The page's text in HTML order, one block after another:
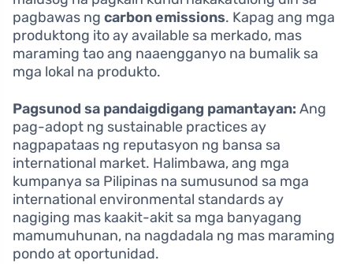
pagbawas ng carbon emissions. Kapag ang mga
produktong ito ay available sa merkado, mas
maraming tao ang naaengganyo na bumalik sa
mga lokal na produkto.
Pagsunod sa pandaigdigang pamantayan: Ang
pag-adopt ng sustainable practices ay
nagpapataas ng reputasyon ng bansa sa
international market. Halimbawa, ang mga
kumpanya sa Pilipinas na sumusunod sa mga
international environmental standards ay
nagiging mas kaakit-akit sa mga banyagang
mamumuhunan, na nagdadala ng mas maraming
pondo at oportunidad.